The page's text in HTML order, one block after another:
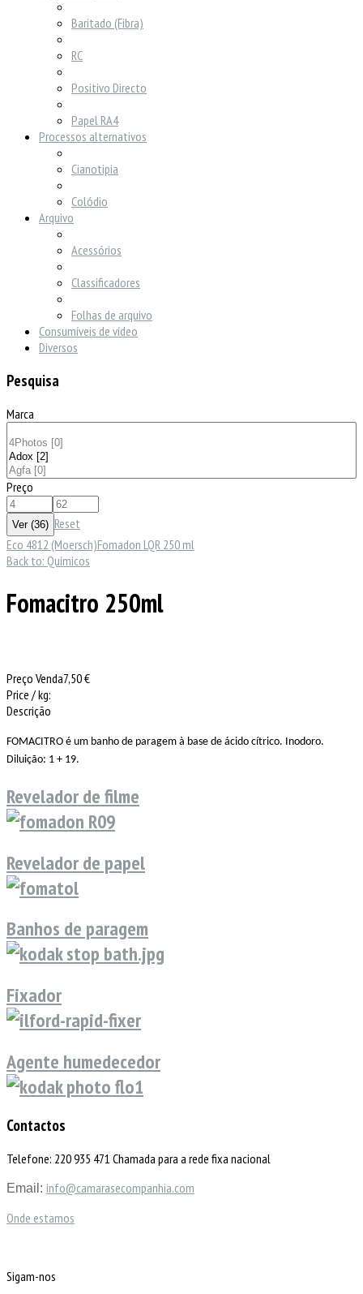
Baritado (Fibra)
RC
Positivo Directo
Papel RA4
Processos alternativos
Cianotipia
Colódio
Arquivo
Acessórios
Classificadores
Folhas de arquivo
Consumíveis de vídeo
Diversos
Pesquisa
Marca
Preço
Reset
Eco 4812 (Moersch)Fomadon LQR 250 ml
Back to: Químicos
Fomacitro 250ml
Preço Venda7,50 €
Price / kg:
Descrição
FOMACITRO é um banho de paragem à base de ácido cí­trico. Inodoro.
Diluição: 1 + 19.
Revelador de filme
Revelador de papel
Banhos de paragem
Fixador
Agente humedecedor
Contactos
Telefone: 220 935 471 Chamada para a rede fixa nacional
Email: info@camarasecompanhia.com
Onde estamos
Sigam-nos